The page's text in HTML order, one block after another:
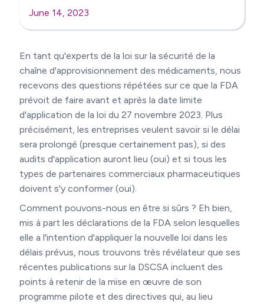
June 14, 2023
En tant qu'experts de la loi sur la sécurité de la
chaîne d'approvisionnement des médicaments, nous
recevons des questions répétées sur ce que la FDA
prévoit de faire avant et après la date limite
d'application de la loi du 27 novembre 2023. Plus
précisément, les entreprises veulent savoir si le délai
sera prolongé (presque certainement pas), si des
audits d'application auront lieu (oui) et si tous les
types de partenaires commerciaux pharmaceutiques
doivent s'y conformer (oui).
Comment pouvons-nous en être si sûrs ? Eh bien,
mis à part les déclarations de la FDA selon lesquelles
elle a l'intention d'appliquer la nouvelle loi dans les
délais prévus, nous trouvons très révélateur que ses
récentes publications sur la DSCSA incluent des
points à retenir de la mise en œuvre de son
programme pilote et des directives qui, au lieu